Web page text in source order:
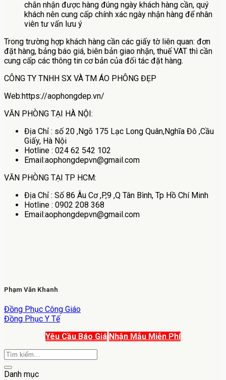
chắn nhận được hàng đúng ngày khách hàng cần, quý
khách nên cung cấp chính xác ngày nhận hàng để nhân
viên tư vấn lưu ý
Trong trường hợp khách hàng cần các giấy tờ liên quan: đơn
đặt hàng, bảng báo giá, biên bản giao nhận, thuế VAT thì cần
cung cấp các thông tin cơ bản của đối tác đặt hàng.
CÔNG TY TNHH SX VÀ TM ÁO PHÔNG ĐẸP
Web:https://aophongdep.vn/
VĂN PHÒNG TẠI HÀ NỘI:
Địa Chỉ : số 20 ,Ngõ 175 Lạc Long Quân,Nghĩa Đô ,Cầu
Giấy, Hà Nội
Hotline : 024 62 542 102
Email:aophongdepvn@gmail.com
VĂN PHÒNG TẠI TP HCM:
Địa Chỉ : Số 86 Âu Cơ ,P,9 ,Q Tân Bình, Tp Hồ Chí Minh
Hotline : 0902 208 368
Email:aophongdepvn@gmail.com
Phạm Văn Khanh
Đồng Phục Công Giáo
Đồng Phục Y Tế
Yêu Cầu Báo Giá Nhận Mẫu Miễn Phí
Danh mục